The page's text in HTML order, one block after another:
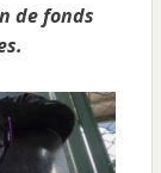
de fonds